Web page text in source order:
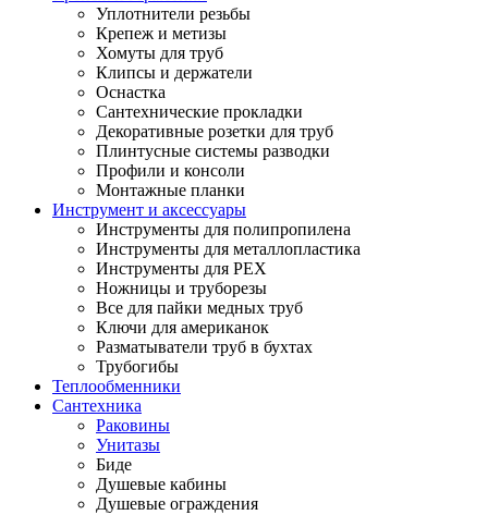
Уплотнители резьбы
Крепеж и метизы
Хомуты для труб
Клипсы и держатели
Оснастка
Сантехнические прокладки
Декоративные розетки для труб
Плинтусные системы разводки
Профили и консоли
Монтажные планки
Инструмент и аксессуары
Инструменты для полипропилена
Инструменты для металлопластика
Инструменты для PEX
Ножницы и труборезы
Все для пайки медных труб
Ключи для американок
Разматыватели труб в бухтах
Трубогибы
Теплообменники
Сантехника
Раковины
Унитазы
Биде
Душевые кабины
Душевые ограждения